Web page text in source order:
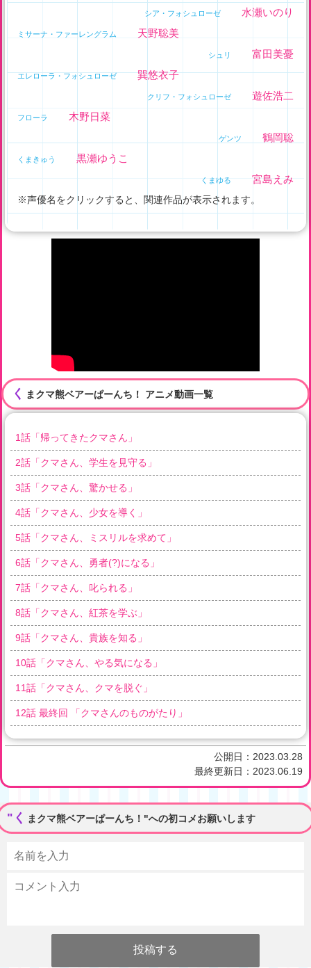
シア・フォシュローゼ 水瀬いのり
ミサーナ・ファーレングラム 天野聡美
シュリ 富田美憂
エレローラ・フォシュローゼ 巽悠衣子
クリフ・フォシュローゼ 遊佐浩二
フローラ 木野日菜
ゲンツ 鶴岡聡
くまきゅう 黒瀬ゆうこ
くまゆる 宮島えみ
※声優名をクリックすると、関連作品が表示されます。
く まクマ熊ベアーぱーんち！ アニメ動画一覧
1話「帰ってきたクマさん 」
2話「クマさん、学生を見守る 」
3話「クマさん、驚かせる 」
4話「クマさん、少女を導く 」
5話「クマさん、ミスリルを求めて 」
6話「クマさん、勇者(?)になる 」
7話「クマさん、叱られる 」
8話「クマさん、紅茶を学ぶ 」
9話「クマさん、貴族を知る 」
10話「クマさん、やる気になる 」
11話「クマさん、クマを脱ぐ 」
12話 最終回 「クマさんのものがたり 」
公開日： 2023.03.28
最終更新日： 2023.06.19
"く まクマ熊ベアーぱーんち！"への初コメお願いします